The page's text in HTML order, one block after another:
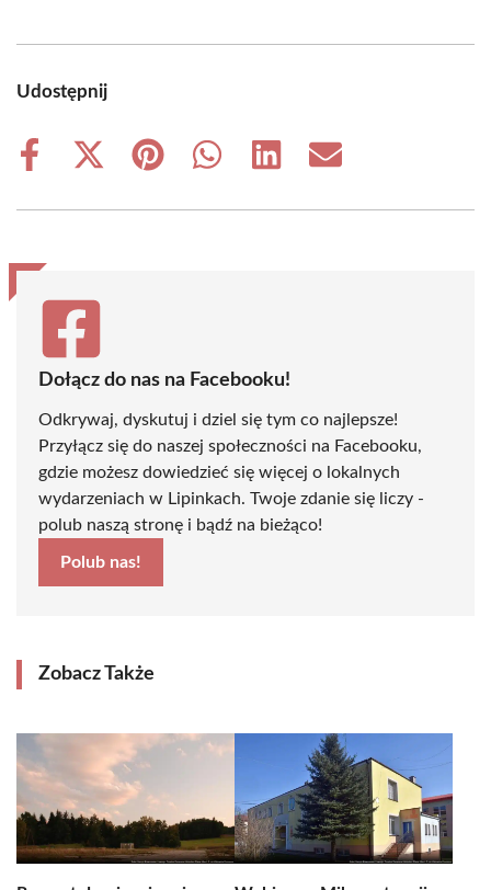
Udostępnij
Share
Share
(Twitter)
Share
Share
Share
Share
Dołącz do nas na Facebooku!
Odkrywaj, dyskutuj i dziel się tym co najlepsze!
Przyłącz się do naszej społeczności na Facebooku,
gdzie możesz dowiedzieć się więcej o lokalnych
wydarzeniach w Lipinkach. Twoje zdanie się liczy -
polub naszą stronę i bądź na bieżąco!
Polub nas!
Zobacz Także